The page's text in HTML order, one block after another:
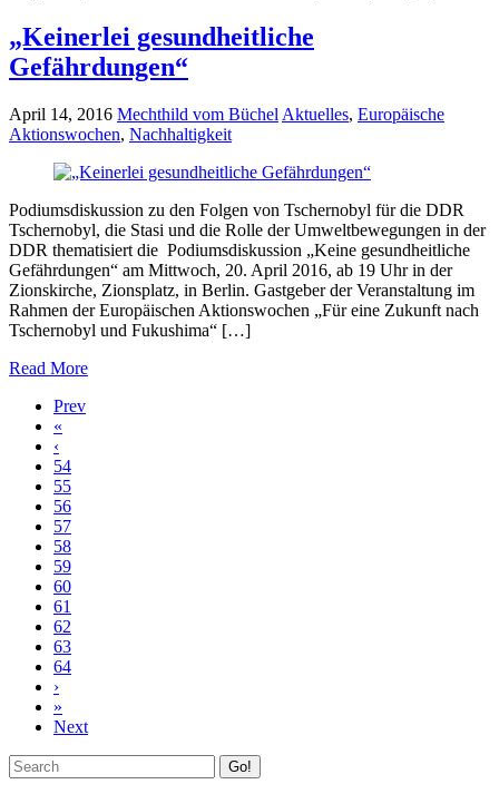
„Keinerlei gesundheitliche
Gefährdungen“
April 14, 2016 Mechthild vom Büchel Aktuelles, Europäische
Aktionswochen, Nachhaltigkeit
Podiumsdiskussion zu den Folgen von Tschernobyl für die DDR
Tschernobyl, die Stasi und die Rolle der Umweltbewegungen in der
DDR thematisiert die Podiumsdiskussion „Keine gesundheitliche
Gefährdungen“ am Mittwoch, 20. April 2016, ab 19 Uhr in der
Zionskirche, Zionsplatz, in Berlin. Gastgeber der Veranstaltung im
Rahmen der Europäischen Aktionswochen „Für eine Zukunft nach
Tschernobyl und Fukushima“ […]
Read More
Prev
«
‹
54
55
56
57
58
59
60
61
62
63
64
›
»
Next
Go!